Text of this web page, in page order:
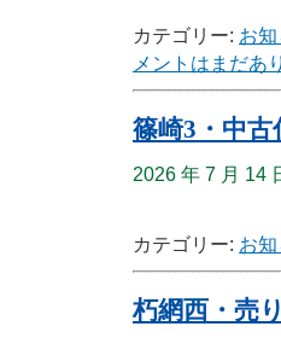
カテゴリー: お
メントはまだあ
篠崎3・中古
2026 年 7 月 14
カテゴリー: お
朽網西・売